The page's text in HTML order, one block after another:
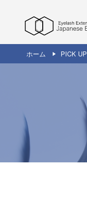
ホーム PICK UP